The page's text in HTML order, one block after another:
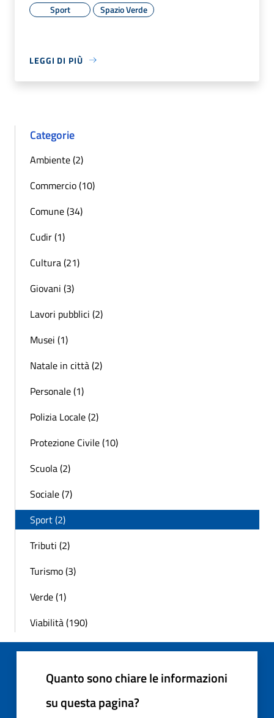
Sport Spazio Verde
LEGGI DI PIÙ
Categorie
Ambiente (2)
Commercio (10)
Comune (34)
Cudir (1)
Cultura (21)
Giovani (3)
Lavori pubblici (2)
Musei (1)
Natale in città (2)
Personale (1)
Polizia Locale (2)
Protezione Civile (10)
Scuola (2)
Sociale (7)
Sport (2)
Tributi (2)
Turismo (3)
Verde (1)
Viabilità (190)
Quanto sono chiare le informazioni
su questa pagina?